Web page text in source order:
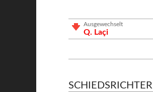
Ausgewechselt
Q. Laçi
SCHIEDSRICHTER